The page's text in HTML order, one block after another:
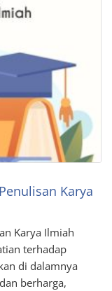
Karya
Karya Ilmiah
terhadap
di dalamnya
berharga,